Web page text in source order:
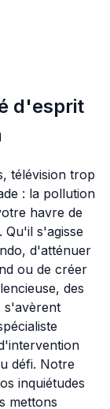
d'esprit
télévision trop
: la pollution
havre de
Qu'il s'agisse
d'atténuer
ou de créer
des
s'avèrent
défi. Notre
inquiétudes
mettons